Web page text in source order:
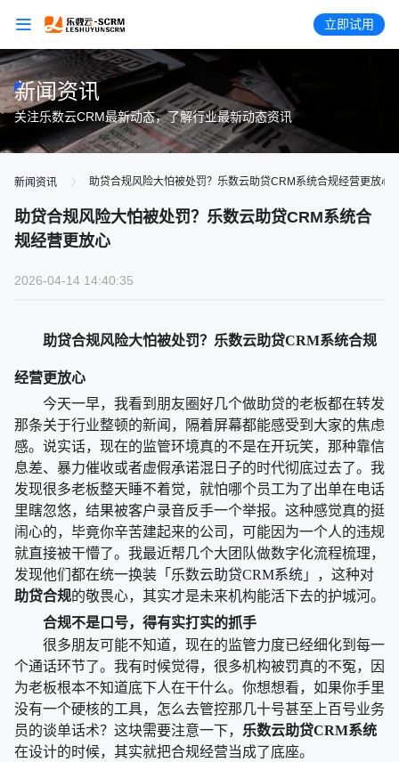
立即试用
新闻资讯
关注乐数云CRM最新动态，了解行业最新动态资讯
新闻资讯 助贷合规风险大怕被处罚？乐数云助贷CRM系统合规经营更放心
助贷合规风险大怕被处罚？乐数云助贷CRM系统合
规经营更放心
2026-04-14 14:40:35
助贷合规风险大怕被处罚？乐数云助贷CRM系统合规
经营更放心
今天一早，我看到朋友圈好几个做助贷的老板都在转发
那条关于行业整顿的新闻，隔着屏幕都能感受到大家的焦虑
感。说实话，现在的监管环境真的不是在开玩笑，那种靠信
息差、暴力催收或者虚假承诺混日子的时代彻底过去了。我
发现很多老板整天睡不着觉，就怕哪个员工为了出单在电话
里瞎忽悠，结果被客户录音反手一个举报。这种感觉真的挺
闹心的，毕竟你辛苦建起来的公司，可能因为一个人的违规
就直接被干懵了。我最近帮几个大团队做数字化流程梳理，
发现他们都在统一换装「乐数云助贷CRM系统 」，这种对
助贷合规的敬畏心，其实才是未来机构能活下去的护城河。
合规不是口号，得有实打实的抓手
很多朋友可能不知道，现在的监管力度已经细化到每一
个通话环节了。我有时候觉得，很多机构被罚真的不冤，因
为老板根本不知道底下人在干什么。你想想看，如果你手里
没有一个硬核的工具，怎么去管控那几十号甚至上百号业务
员的谈单话术？这块需要注意一下， 乐数云助贷CRM系统
在设计的时候，其实就把合规经营当成了底座。